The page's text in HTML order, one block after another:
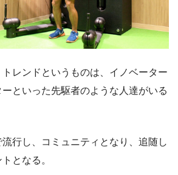
レンドというものは、イノベーター
といった先駆者のような人達がいる
行し、コミュニティとなり、追随し
となる。